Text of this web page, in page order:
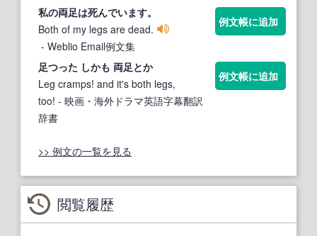
私の両足は死んでいます。
Both of my legs are dead.
- Weblio Email例文集
例文帳に追加
足つった しかも 両足とか
Leg cramps! and it's both legs,
too! - 映画・海外ドラマ英語字幕翻訳
辞書
例文帳に追加
>> 例文の一覧を見る
閲覧履歴